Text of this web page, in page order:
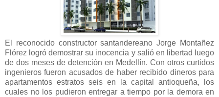
El reconocido constructor santandereano Jorge Montañez
Flórez logró demostrar su inocencia y salió en libertad luego
de dos meses de detención en Medellín. Con otros curtidos
ingenieros fueron acusados de haber recibido dineros para
apartamentos estratos seis en la capital antioqueña, los
cuales no los pudieron entregar a tiempo por la demora en